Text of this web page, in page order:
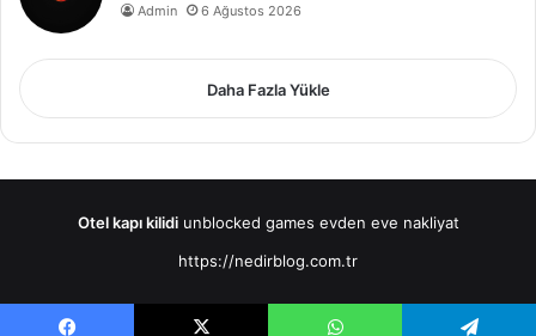
Admin 6 Ağustos 2026
Daha Fazla Yükle
Otel kapı kilidi unblocked games evden eve nakliyat
https://nedirblog.com.tr